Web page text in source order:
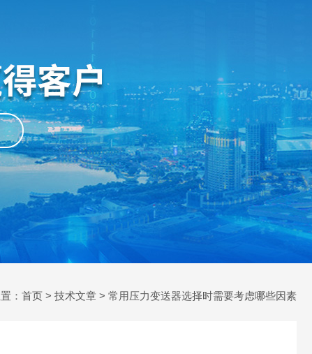
： 首页 > 技术文章 > 常用压力变送器选择时需要考虑哪些因素